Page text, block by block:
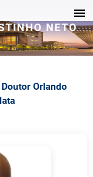
NETO
Orlando